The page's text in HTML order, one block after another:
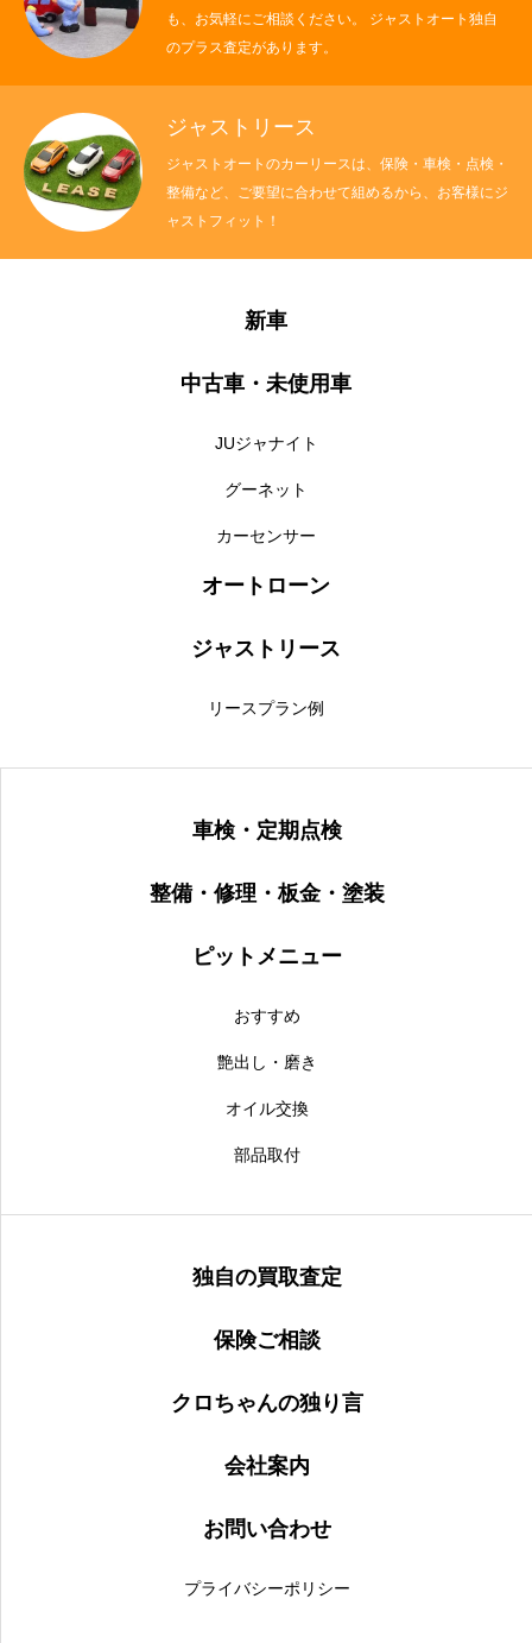
も、お気軽にご相談ください。 ジャストオート独自
のプラス査定があります。
ジャストリース
ジャストオートのカーリースは、保険・車検・点検・
整備など、ご要望に合わせて組めるから、お客様にジ
ャストフィット！
新車
中古車・未使用車
JUジャナイト
グーネット
カーセンサー
オートローン
ジャストリース
リースプラン例
車検・定期点検
整備・修理・板金・塗装
ピットメニュー
おすすめ
艶出し・磨き
オイル交換
部品取付
独自の買取査定
保険ご相談
クロちゃんの独り言
会社案内
お問い合わせ
プライバシーポリシー